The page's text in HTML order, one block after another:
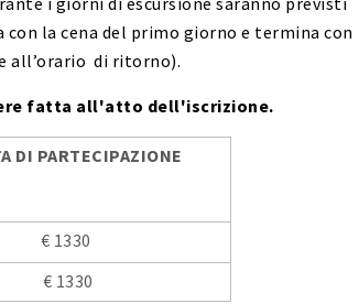
la cena del primo giorno e termina con
all’orario di ritorno).
fatta all'atto dell'iscrizione.
DI PARTECIPAZIONE
€ 1330
€ 1330